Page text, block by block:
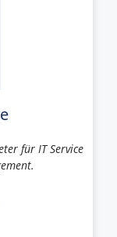
für IT Service